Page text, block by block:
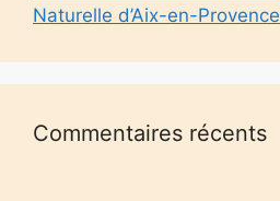
Naturelle d’Aix-en-Provence
Commentaires récents